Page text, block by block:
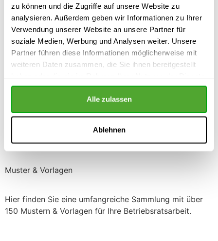
zu können und die Zugriffe auf unsere Website zu
analysieren. Außerdem geben wir Informationen zu Ihrer
Verwendung unserer Website an unsere Partner für
soziale Medien, Werbung und Analysen weiter. Unsere
Partner führen diese Informationen möglicherweise mit
weiteren Daten zusammen, die Sie ihnen bereitgestellt
gesammelt haben.
Alle zulassen
Ablehnen
Umsetzung einer Vorlage in der Praxis aussehen
könnte.
Sämtliche Vorlagen stehen
Dokumente zum Download
bereit.
Oder versandkostenfrei direkt bei uns bestellen:
Muster & Vorlagen
Hier finden Sie eine umfangreiche Sammlung mit über
150 Mustern & Vorlagen für Ihre Betriebsratsarbeit.